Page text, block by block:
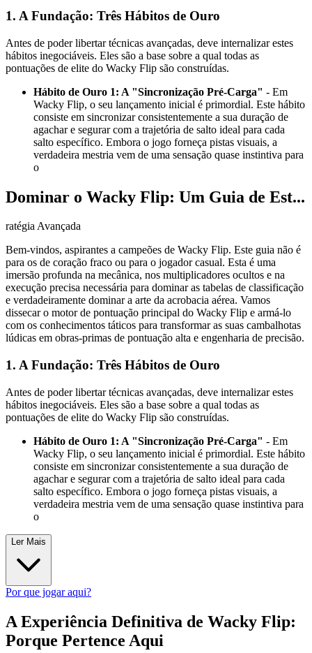
1. A Fundação: Três Hábitos de Ouro
Antes de poder libertar técnicas avançadas, deve internalizar estes
hábitos inegociáveis. Eles são a base sobre a qual todas as
pontuações de elite do Wacky Flip são construídas.
Hábito de Ouro 1: A "Sincronização Pré-Carga" - Em
Wacky Flip, o seu lançamento inicial é primordial. Este hábito
consiste em sincronizar consistentemente a sua duração de
agachar e segurar com a trajetória de salto ideal para cada
salto específico. Embora o jogo forneça pistas visuais, a
verdadeira mestria vem de uma sensação quase instintiva para
o
Dominar o Wacky Flip: Um Guia de Est...
ratégia Avançada
Bem-vindos, aspirantes a campeões de Wacky Flip. Este guia não é
para os de coração fraco ou para o jogador casual. Esta é uma
imersão profunda na mecânica, nos multiplicadores ocultos e na
execução precisa necessária para dominar as tabelas de classificação
e verdadeiramente dominar a arte da acrobacia aérea. Vamos
dissecar o motor de pontuação principal do Wacky Flip e armá-lo
com os conhecimentos táticos para transformar as suas cambalhotas
lúdicas em obras-primas de pontuação alta e engenharia de precisão.
1. A Fundação: Três Hábitos de Ouro
Antes de poder libertar técnicas avançadas, deve internalizar estes
hábitos inegociáveis. Eles são a base sobre a qual todas as
pontuações de elite do Wacky Flip são construídas.
Hábito de Ouro 1: A "Sincronização Pré-Carga" - Em
Wacky Flip, o seu lançamento inicial é primordial. Este hábito
consiste em sincronizar consistentemente a sua duração de
agachar e segurar com a trajetória de salto ideal para cada
salto específico. Embora o jogo forneça pistas visuais, a
verdadeira mestria vem de uma sensação quase instintiva para
o
Ler Mais
Por que jogar aqui?
A Experiência Definitiva de Wacky Flip:
Porque Pertence Aqui